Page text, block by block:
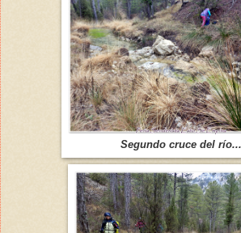
Segundo cruce del río...